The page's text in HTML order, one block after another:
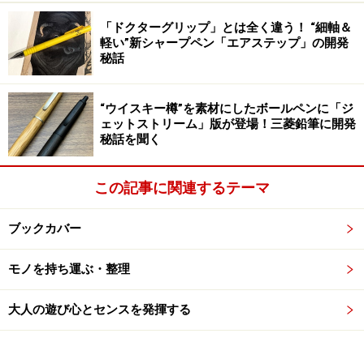
くなっても交換パーツがあって、しかも、樹脂の柔らか
いペン先ながら、筆圧であまり描線の太さが変わらない
ので疲れにくいわけです。これは、採点のために作られ
たようなものだと、多くの人に受け入れられたのでしょ
う。
スイスイと太い線が書けてインク交換も簡
単という性能が採点の現場にハマった
とは今も変わらない
「ボールペンだと、どんどん丸をつける作業などではイ
ンクが付いていかないというのと、線が細いというのは
「ドクターグリップ」とは全く違う！ “細軸＆
軽い”新シャープペン「エアステップ」の開発
秘話
“ウイスキー樽”を素材にしたボールペンに「ジ
ェットストリーム」版が登場！三菱鉛筆に開発
秘話を聞く
この記事に関連するテーマ
ブックカバー
モノを持ち運ぶ・整理
大人の遊び心とセンスを発揮する